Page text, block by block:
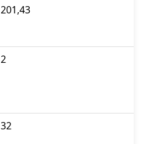
201,43
2
32